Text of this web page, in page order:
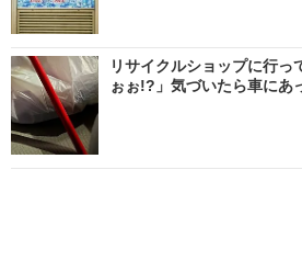
リサイクルショップに行
ぉぉ!?」気づいたら車にあ